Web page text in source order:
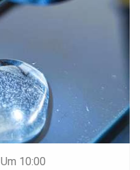
Um 10:00